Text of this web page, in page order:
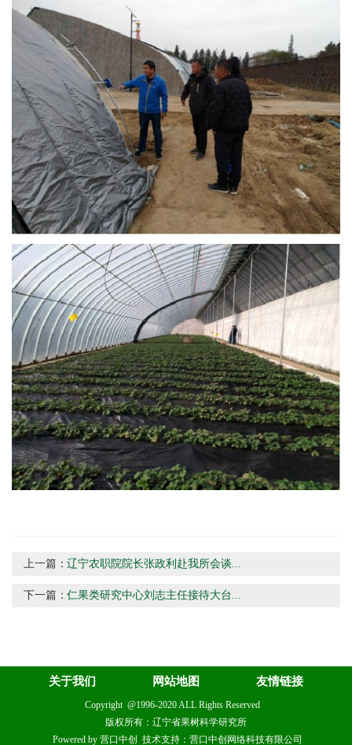
上一篇：辽宁农职院院长张政利赴我所会谈...
下一篇：仁果类研究中心刘志主任接待大台...
关于我们 网站地图 友情链接
Copyright @1996-2020 ALL Rights Reserved
版权所有：辽宁省果树科学研究所
Powered by 营口中创 技术支持：营口中创网络科技有限公司